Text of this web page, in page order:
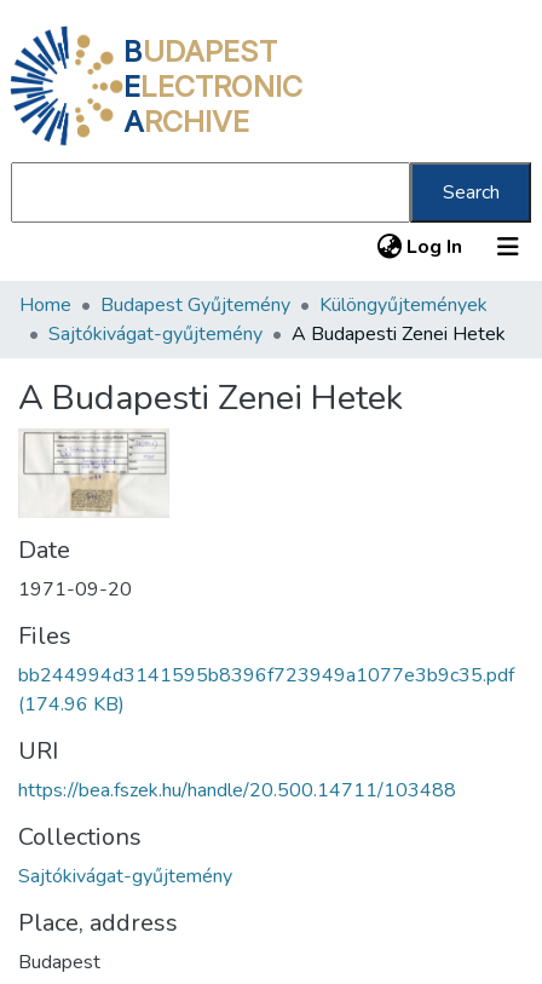
BUDAPEST
ELECTRONIC
ARCHIVE
Search
Log In (current)
Communities & Collections
Statistics
About us
Home Budapest Gyűjtemény
Különgyűjtemények
Sajtókivágat-gyűjtemény
A Budapesti Zenei Hetek
A Budapesti Zenei Hetek
Date
1971-09-20
Files
bb244994d3141595b8396f723949a1077e3b9c35.pdf
(174.96 KB)
URI
https://bea.fszek.hu/handle/20.500.14711/103488
Collections
Sajtókivágat-gyűjtemény
Place, address
Budapest